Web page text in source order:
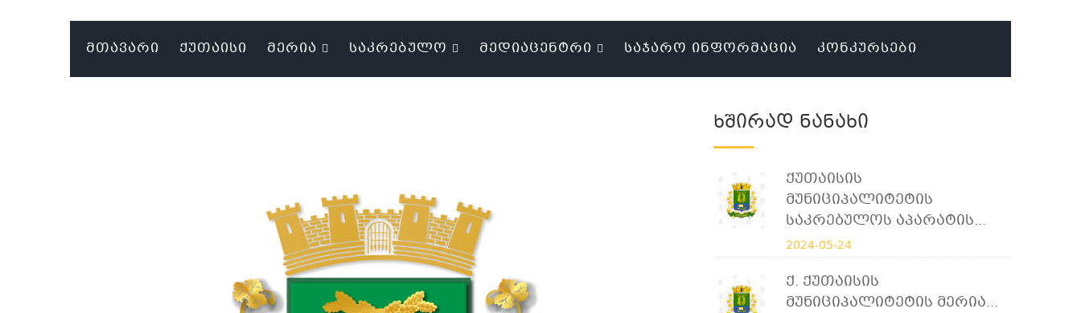
ᲛᲗᲐᲕᲐᲠᲘ ᲥᲣᲗᲐᲘᲡᲘ ᲛᲔᲠᲘᲐ ᲡᲐᲙᲠᲔᲑᲣᲚᲝ ᲛᲔᲓᲘᲐᲪᲔᲜᲢᲠᲘ ᲡᲐᲯᲐᲠᲝ ᲘᲜᲤᲝᲠᲛᲐᲪᲘᲐ ᲙᲝᲜᲙᲣᲠᲡᲔᲑᲘ
Ხშირად Ნანახი
Ქუთაისის
Მუნიციპალიტეტის
Საკრებულოს Აპარატის...
2024-05-24
Ქ. Ქუთაისის
Მუნიციპალიტეტის Მერია...